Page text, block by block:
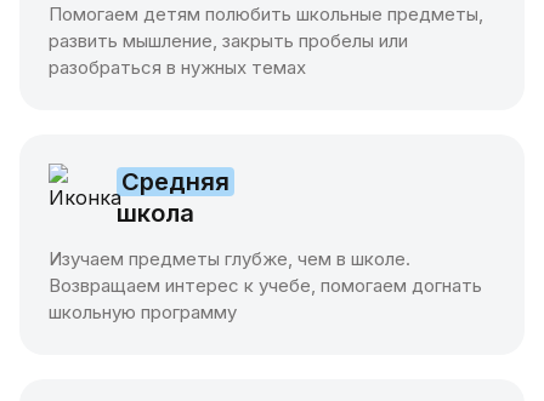
Помогаем детям полюбить школьные предметы,
развить мышление, закрыть пробелы или
разобраться в нужных темах
Средняя
школа
Изучаем предметы глубже, чем в школе.
Возвращаем интерес к учебе, помогаем догнать
школьную программу